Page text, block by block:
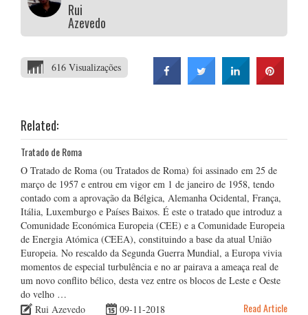
Rui
Azevedo
616 Visualizações
Related:
Tratado de Roma
O Tratado de Roma (ou Tratados de Roma) foi assinado em 25 de
março de 1957 e entrou em vigor em 1 de janeiro de 1958, tendo
contado com a aprovação da Bélgica, Alemanha Ocidental, França,
Itália, Luxemburgo e Países Baixos. É este o tratado que introduz a
Comunidade Económica Europeia (CEE) e a Comunidade Europeia
de Energia Atómica (CEEA), constituindo a base da atual União
Europeia. No rescaldo da Segunda Guerra Mundial, a Europa vivia
momentos de especial turbulência e no ar pairava a ameaça real de
um novo conflito bélico, desta vez entre os blocos de Leste e Oeste
do velho …
Rui Azevedo
09-11-2018 Read Article